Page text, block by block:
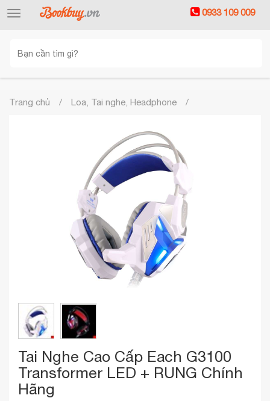
Toggle
0933 109 009
Trang chủ Loa, Tai nghe, Headphone
Tai Nghe Cao Cấp Each G3100
Transformer LED + RUNG Chính
Hãng